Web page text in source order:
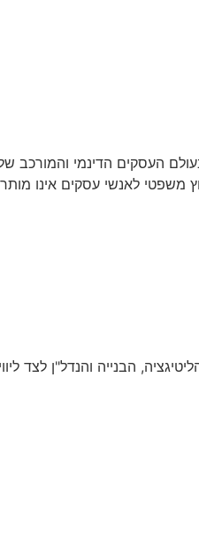
העסקים הדינמי
משפטי לאנשי עסקים אינו
הבנייה והנדל"ן לצד